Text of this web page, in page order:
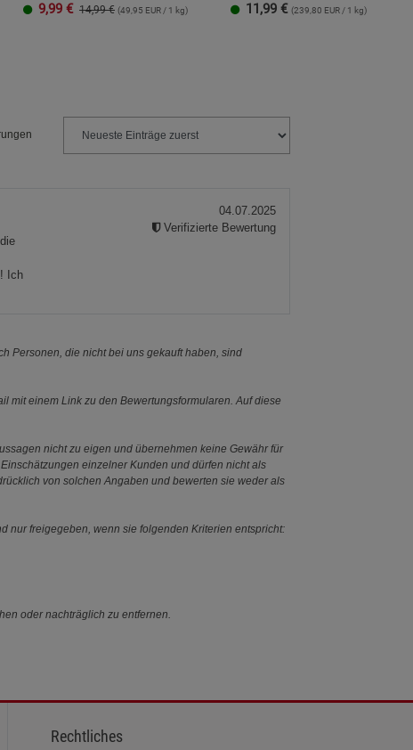
9,99 € 14,99 € (49,95 EUR / 1 kg) 11,99 € (239,80 EUR / 1 kg)
Ich
04.07.2025
Verifizierte Bewertung
Personen, die nicht bei uns gekauft haben, sind
mit einem Link zu den Bewertungsformularen. Auf diese
nicht zu eigen und übernehmen keine Gewähr für
einzelner Kunden und dürfen nicht als
von solchen Angaben und bewerten sie weder als
nur freigegeben, wenn sie folgenden Kriterien entspricht:
oder nachträglich zu entfernen.
Rechtliches